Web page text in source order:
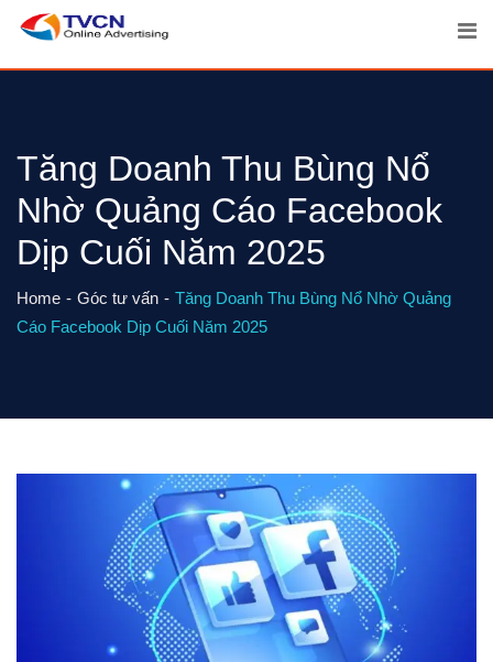
content
Tăng Doanh Thu Bùng Nổ
Nhờ Quảng Cáo Facebook
Dịp Cuối Năm 2025
Home Góc tư vấn
Tăng Doanh Thu Bùng Nổ Nhờ Quảng
Cáo Facebook Dịp Cuối Năm 2025